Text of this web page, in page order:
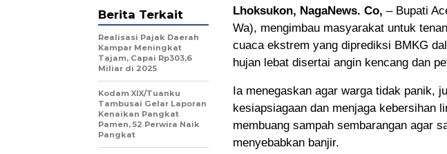
Lhoksukon, NagaNews. Co, – Bupati
Wa), mengimbau masyarakat untuk
cuaca ekstrem yang diprediksi BMKG
hujan lebat disertai angin kencang dan
Ia menegaskan agar warga tidak panik,
kesiapsiagaan dan menjaga kebersihan
membuang sampah sembarangan agar
menyebabkan banjir.
Berita Terkait
Realisasi Pajak Daerah
Kampar Meningkat
Tajam, Capai Rp303,6
Miliar di 2025
Kodam XIX/Tuanku
Tambusai Gelar Laporan
Kenaikan Pangkat
Pamen, 52 Perwira Naik
Pangkat